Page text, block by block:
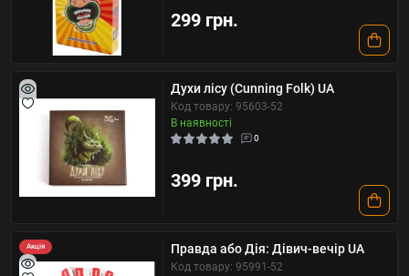
299 грн.
Духи лісу (Cunning Folk) UA
Код товару: 95603-52
В наявності
0
399 грн.
Акція Правда або Дія: Дівич-вечір UA
Код товару: 95991-52